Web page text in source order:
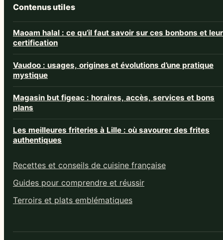
Contenus utiles
Maoam halal : ce qu’il faut savoir sur ces bonbons et leur
certification
Vaudoo : usages, origines et évolutions d’une pratique
mystique
Magasin but figeac : horaires, accès, services et bons
plans
Les meilleures friteries à Lille : où savourer des frites
authentiques
Recettes et conseils de cuisine française
Guides pour comprendre et réussir
Terroirs et plats emblématiques